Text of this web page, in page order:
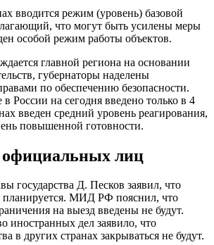
вводится режим (уровень) базовой
что могут быть усилены меры
особой режим работы объектов.
главной региона на основании
губернаторы наделены
по обеспечению безопасности.
России на сегодня введено только в 4
введен средний уровень реагирования,
повышенной готовности.
лиц
государства Д. Песков заявил, что
планируется. МИД РФ пояснил, что
на выезд введены не будут.
иностранных дел заявило, что
в других странах закрываться не будут.